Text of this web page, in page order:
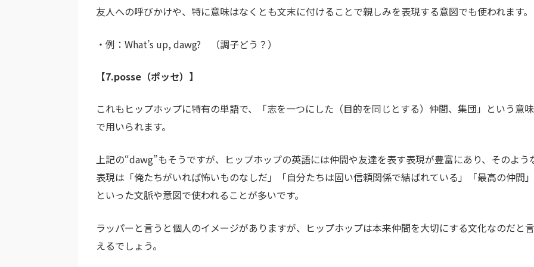
友人への呼びかけや、特に意味はなくとも文末に付けることで親しみを表現する意図でも使われます。
・例：What’s up, dawg? （調子どう？）
【7.posse（ポッセ）】
これもヒップホップに特有の単語で、「志を一つにした（目的を同じとする）仲間、集団」という意味
で用いられます。
上記の“dawg”もそうですが、ヒップホップの英語には仲間や友達を表す表現が豊富にあり、そのよう
表現は「俺たちがいれば怖いものなしだ」「自分たちは固い信頼関係で結ばれている」「最高の仲間」
といった文脈や意図で使われることが多いです。
ラッパーと言うと個人のイメージがありますが、ヒップホップは本来仲間を大切にする文化なのだと言
えるでしょう。